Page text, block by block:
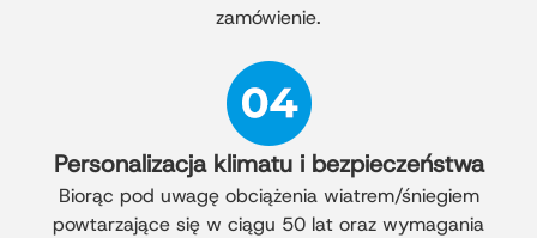
zamówienie.
Personalizacja klimatu i bezpieczeństwa
Biorąc pod uwagę obciążenia wiatrem/śniegiem
powtarzające się w ciągu 50 lat oraz wymagania